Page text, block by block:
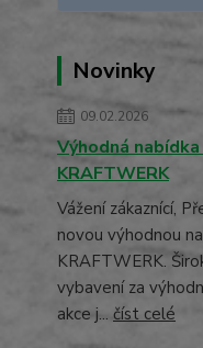
Novinky
09.02.2026
Výhodná
KRAFTWERK
Vážení zákaznící,
novou výhodnou
KRAFTWERK.
vybavení za
akce j... číst celé